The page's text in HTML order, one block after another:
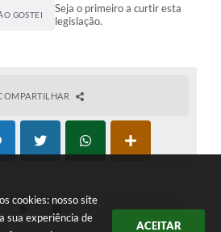
cookies: nosso site
sua experiência de
ACEITAR
GOSTEI
Seja o primeiro a curtir esta
legislação.